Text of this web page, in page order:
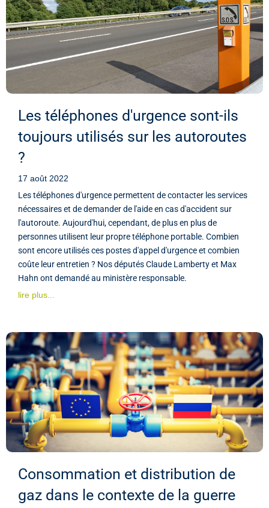
Les téléphones d'urgence sont-ils
toujours utilisés sur les autoroutes
?
17 août 2022
Les téléphones d'urgence permettent de contacter les services
nécessaires et de demander de l'aide en cas d'accident sur
l'autoroute. Aujourd'hui, cependant, de plus en plus de
personnes utilisent leur propre téléphone portable. Combien
sont encore utilisés ces postes d'appel d'urgence et combien
coûte leur entretien ? Nos députés Claude Lamberty et Max
Hahn ont demandé au ministère responsable.
lire plus...
Consommation et distribution de
gaz dans le contexte de la guerre